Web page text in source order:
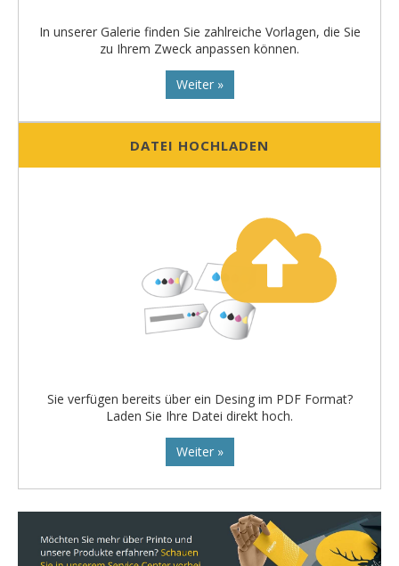
In unserer Galerie finden Sie zahlreiche Vorlagen, die Sie
zu Ihrem Zweck anpassen können.
Weiter »
DATEI HOCHLADEN
Sie verfügen bereits über ein Desing im PDF Format?
Laden Sie Ihre Datei direkt hoch.
Weiter »